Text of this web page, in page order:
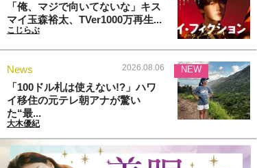
「俺、マジで向いてないな」キス
マイ玉森裕太、TVer1000万再生...
こじらぶ
News 2026.08.06
「100ドル札は使えない!?」ハワ
イ移住の元テレ朝アナが驚い
た“最...
大木優紀
NEW